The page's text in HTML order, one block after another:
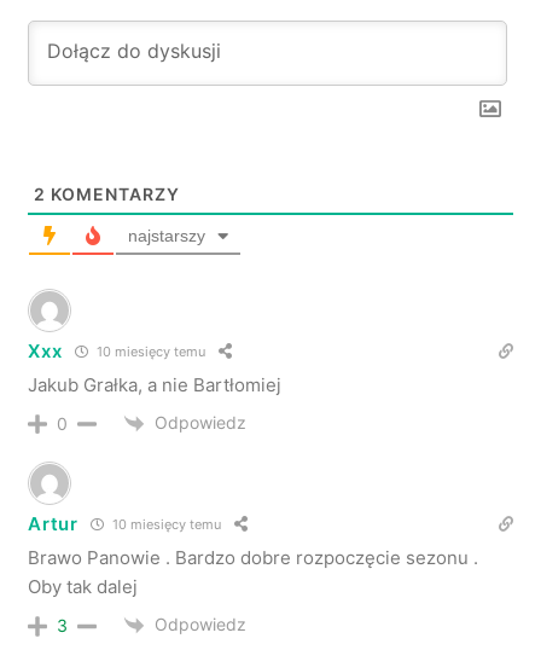
2 KOMENTARZY
najstarszy
Xxx 10 miesięcy temu
Jakub Grałka, a nie Bartłomiej
0 Odpowiedz
Artur 10 miesięcy temu
Brawo Panowie . Bardzo dobre rozpoczęcie sezonu .
Oby tak dalej
3 Odpowiedz